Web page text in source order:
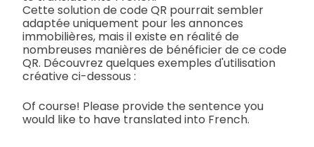
Cette solution de code QR pourrait sembler
adaptée uniquement pour les annonces
immobilières, mais il existe en réalité de
nombreuses manières de bénéficier de ce code
QR. Découvrez quelques exemples d'utilisation
créative ci-dessous :
Of course! Please provide the sentence you
would like to have translated into French.